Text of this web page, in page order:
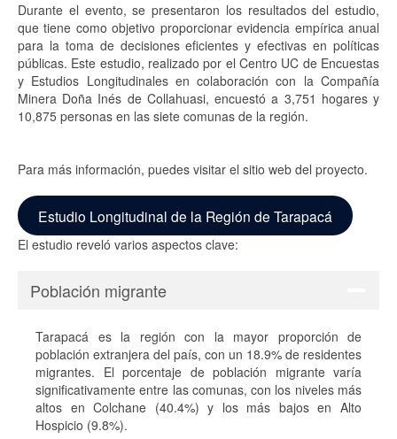
Durante el evento, se presentaron los resultados del estudio,
que tiene como objetivo proporcionar evidencia empírica anual
para la toma de decisiones eficientes y efectivas en políticas
públicas. Este estudio, realizado por el Centro UC de Encuestas
y Estudios Longitudinales en colaboración con la Compañía
Minera Doña Inés de Collahuasi, encuestó a 3,751 hogares y
10,875 personas en las siete comunas de la región.
Para más información, puedes visitar el sitio web del proyecto.
Estudio Longitudinal de la Región de Tarapacá
El estudio reveló varios aspectos clave:
Población migrante
Tarapacá es la región con la mayor proporción de
población extranjera del país, con un 18.9% de residentes
migrantes. El porcentaje de población migrante varía
significativamente entre las comunas, con los niveles más
altos en Colchane (40.4%) y los más bajos en Alto
Hospicio (9.8%).